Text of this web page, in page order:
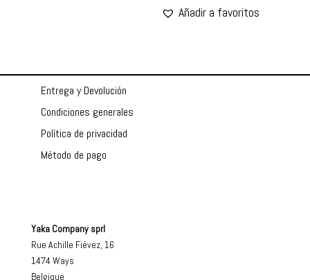
Añadir a favoritos
Entrega y Devolución
Condiciones generales
Política de privacidad
Método de pago
Yaka Company sprl
Rue Achille Fiévez, 16
1474 Ways
Belgique